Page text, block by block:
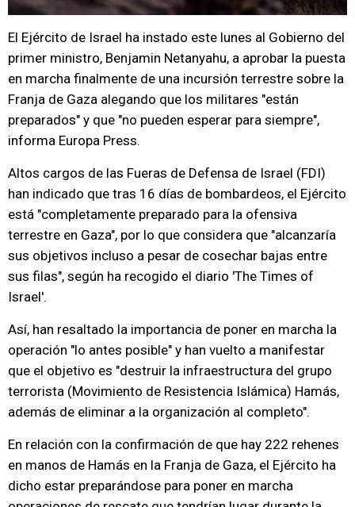
El Ejército de Israel ha instado este lunes al Gobierno del
primer ministro, Benjamin Netanyahu, a aprobar la puesta
en marcha finalmente de una incursión terrestre sobre la
Franja de Gaza alegando que los militares "están
preparados" y que "no pueden esperar para siempre",
informa Europa Press.
Altos cargos de las Fueras de Defensa de Israel (FDI)
han indicado que tras 16 días de bombardeos, el Ejército
está "completamente preparado para la ofensiva
terrestre en Gaza", por lo que considera que "alcanzaría
sus objetivos incluso a pesar de cosechar bajas entre
sus filas", según ha recogido el diario 'The Times of
Israel'.
Así, han resaltado la importancia de poner en marcha la
operación "lo antes posible" y han vuelto a manifestar
que el objetivo es "destruir la infraestructura del grupo
terrorista (Movimiento de Resistencia Islámica) Hamás,
además de eliminar a la organización al completo".
En relación con la confirmación de que hay 222 rehenes
en manos de Hamás en la Franja de Gaza, el Ejército ha
dicho estar preparándose para poner en marcha